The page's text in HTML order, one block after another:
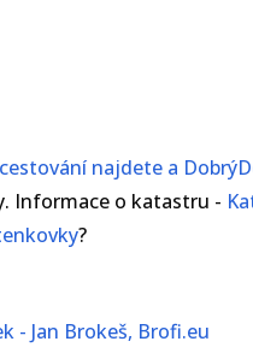
najdete a
Informace o katastru -
?
- Jan Brokeš, Brofi.eu